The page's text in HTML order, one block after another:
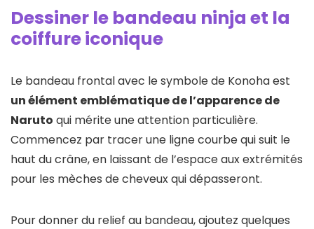
Dessiner le bandeau ninja et la
coiffure iconique
Le bandeau frontal avec le symbole de Konoha est
un élément emblématique de l’apparence de
Naruto qui mérite une attention particulière.
Commencez par tracer une ligne courbe qui suit le
haut du crâne, en laissant de l’espace aux extrémités
pour les mèches de cheveux qui dépasseront.
Pour donner du relief au bandeau, ajoutez quelques